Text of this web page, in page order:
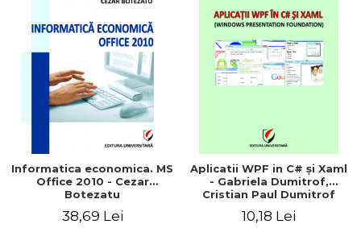
Informatica economica. MS
Office 2010 - Cezar
Botezatu
38,69 Lei
Aplicatii WPF in C# şi Xaml
- Gabriela Dumitrof,
Cristian Paul Dumitrof
10,18 Lei